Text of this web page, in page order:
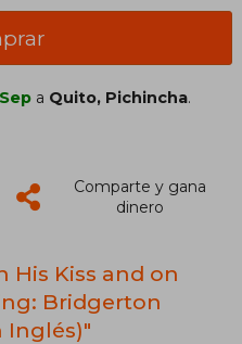
a Quito, Pichincha.
Comparte y gana
dinero
His Kiss and on
Bridgerton
Inglés)"